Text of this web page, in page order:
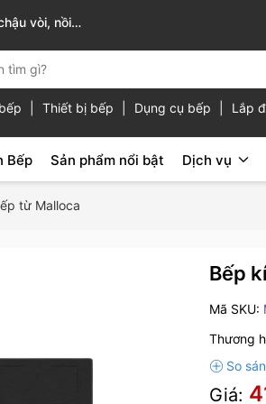
vòi, nồi Sài Gòn Bếp
Thiết bị bếp Dụng cụ bếp Lắp
Bếp Sản phẩm nổi bật Dịch vụ
từ Malloca
Bếp
Mã SKU:
Thương
Giá: